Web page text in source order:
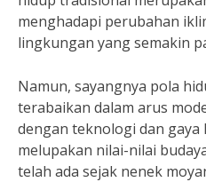
menghadapi perubahan
lingkungan yang semakin
Namun, sayangnya pola
terabaikan dalam arus
dengan teknologi dan
melupakan nilai-nilai
telah ada sejak nenek